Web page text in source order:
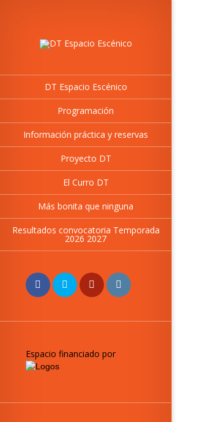
DT Espacio Escénico
Programación
Información práctica y reservas
Proyecto DT
El Curro DT
Más bonita que ninguna
Resultados convocatoria Temporada
2026 2027
Espacio financiado por